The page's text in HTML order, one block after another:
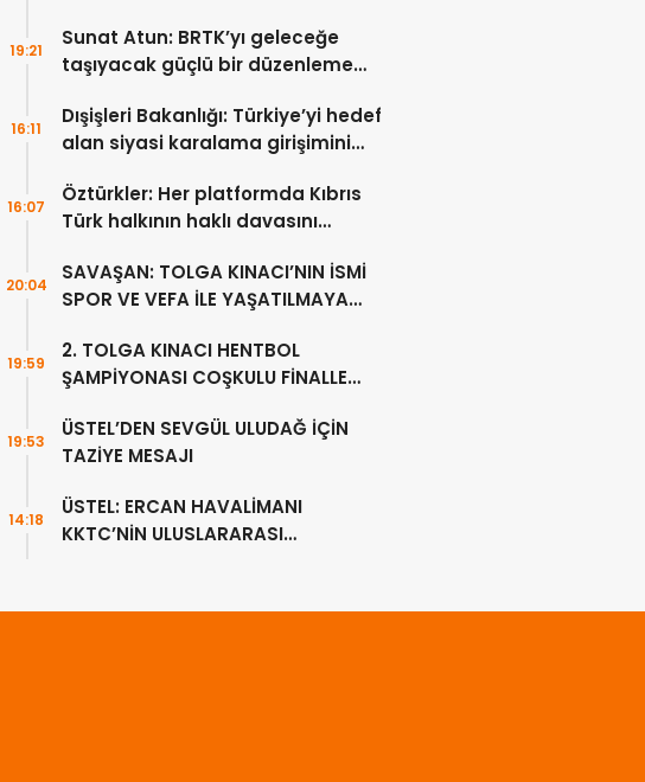
Sunat Atun: BRTK’yı geleceğe
taşıyacak güçlü bir düzenleme
19:21
Dışişleri Bakanlığı: Türkiye’yi hedef
alan siyasi karalama girişimini
16:11
Öztürkler: Her platformda Kıbrıs
Türk halkının haklı davasını
16:07
SAVAŞAN: TOLGA KINACI’NIN İSMİ
SPOR VE VEFA İLE YAŞATILMAYA
20:04
2. TOLGA KINACI HENTBOL
ŞAMPİYONASI COŞKULU FİNALLE
19:59
ÜSTEL’DEN SEVGÜL ULUDAĞ İÇİN
TAZİYE MESAJI
19:53
ÜSTEL: ERCAN HAVALİMANI
KKTC’NİN ULUSLARARASI
14:18